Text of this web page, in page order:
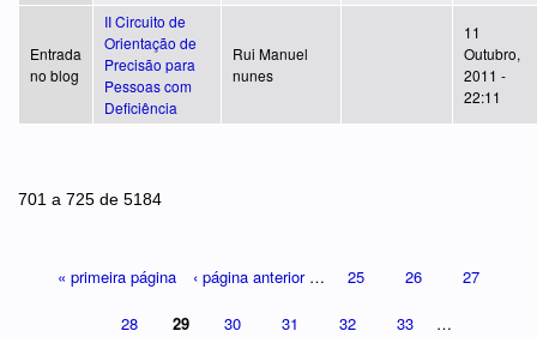
Entrada
no blog
II Circuito de
Orientação de
Precisão para
Pessoas com
Deficiência
Rui Manuel
nunes
11
Outubro,
2011 -
22:11
701 a 725 de 5184
« primeira página ‹ página anterior … 25 26 27
28 29 30 31 32 33 …